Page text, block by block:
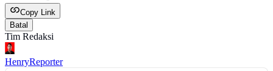
Copy Link
Batal
Tim Redaksi
HenryReporter